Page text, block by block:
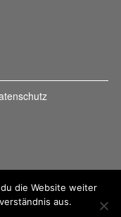
die Website weiter
aus.